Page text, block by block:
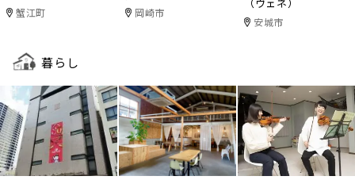
蟹江町
ニワデ）
岡崎市
（ヴェネ）
安城市
暮らし